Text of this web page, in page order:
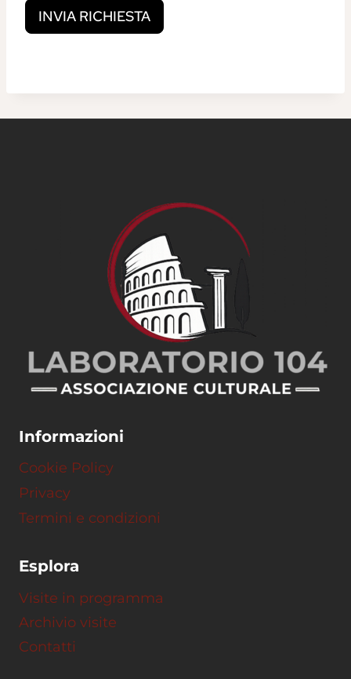
INVIA RICHIESTA
Informazioni
Cookie Policy
Privacy
Termini e condizioni
Esplora
Visite in programma
Archivio visite
Contatti